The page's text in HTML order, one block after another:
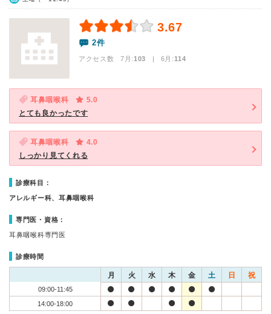
3.67
2件
アクセス数 7月:103 | 6月:114
耳鼻咽喉科
5.0
とても良かったです
耳鼻咽喉科
4.0
しっかり見てくれる
診療科目：
アレルギー科、耳鼻咽喉科
専門医・資格：
耳鼻咽喉科専門医
診療時間
月 火 水 木 金 土 日 祝
09:00-11:45
14:00-18:00